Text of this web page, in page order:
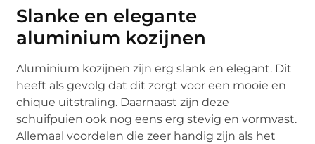
Slanke en elegante
aluminium kozijnen
Aluminium kozijnen zijn erg slank en elegant. Dit
heeft als gevolg dat dit zorgt voor een mooie en
chique uitstraling. Daarnaast zijn deze
schuifpuien ook nog eens erg stevig en vormvast.
Allemaal voordelen die zeer handig zijn als het